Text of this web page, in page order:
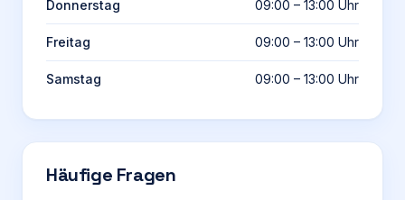
Donnerstag 09:00 – 13:00 Uhr
Freitag 09:00 – 13:00 Uhr
Samstag 09:00 – 13:00 Uhr
Häufige Fragen